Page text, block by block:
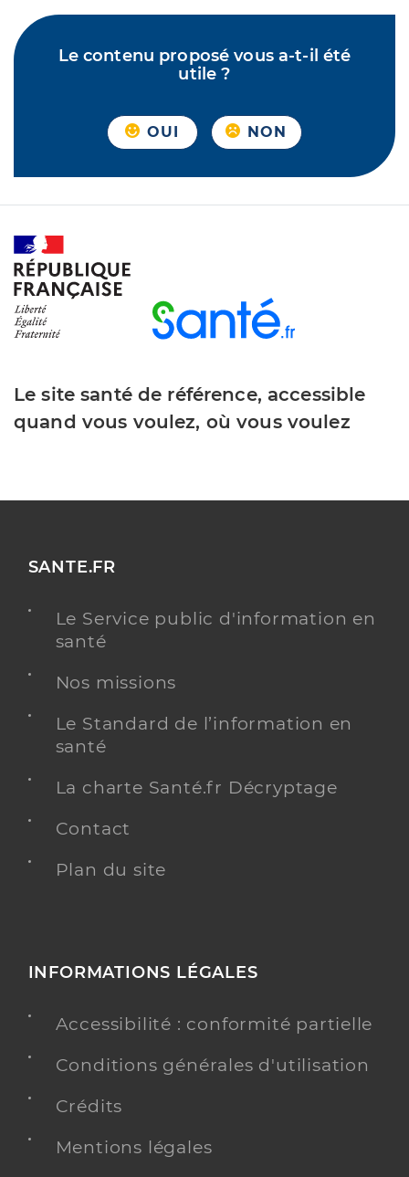
Le contenu proposé vous a-t-il été
utile ?
OUI NON
Le site santé de référence, accessible
quand vous voulez, où vous voulez
SANTE.FR
Le Service public d'information en
santé
Nos missions
Le Standard de l’information en
santé
La charte Santé.fr Décryptage
Contact
Plan du site
INFORMATIONS LÉGALES
Accessibilité : conformité partielle
Conditions générales d'utilisation
Crédits
Mentions légales